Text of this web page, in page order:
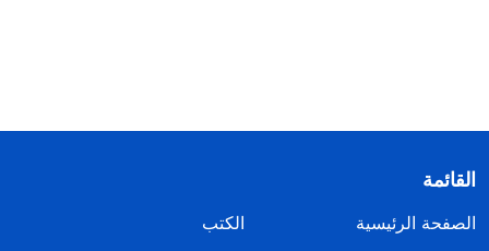
القائمة
الصفحة الرئيسية
الكتب